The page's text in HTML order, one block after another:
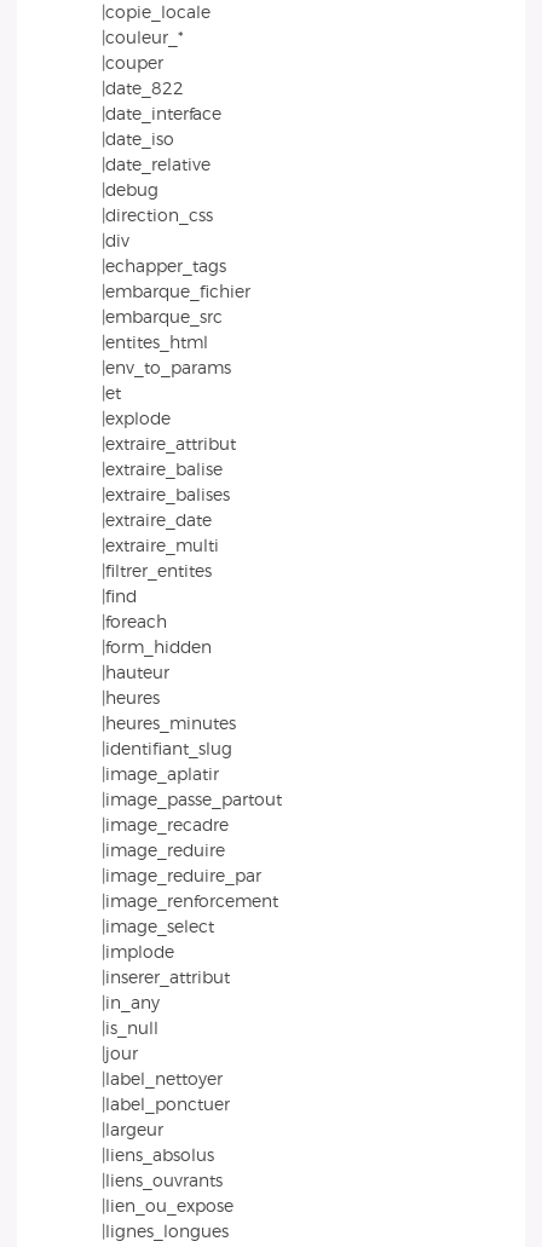
|copie_locale
|couleur_*
|couper
|date_822
|date_interface
|date_iso
|date_relative
|debug
|direction_css
|div
|echapper_tags
|embarque_fichier
|embarque_src
|entites_html
|env_to_params
|et
|explode
|extraire_attribut
|extraire_balise
|extraire_balises
|extraire_date
|extraire_multi
|filtrer_entites
|find
|foreach
|form_hidden
|hauteur
|heures
|heures_minutes
|identifiant_slug
|image_aplatir
|image_passe_partout
|image_recadre
|image_reduire
|image_reduire_par
|image_renforcement
|image_select
|implode
|inserer_attribut
|in_any
|is_null
|jour
|label_nettoyer
|label_ponctuer
|largeur
|liens_absolus
|liens_ouvrants
|lien_ou_expose
|lignes_longues